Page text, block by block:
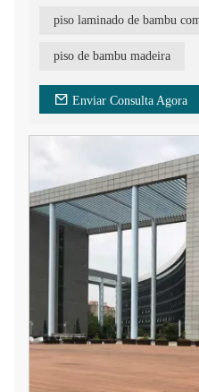
wpc. O bambu não é uma
produtos químicos nocivos para
piso de bambu madeira
Enviar Consulta Agora